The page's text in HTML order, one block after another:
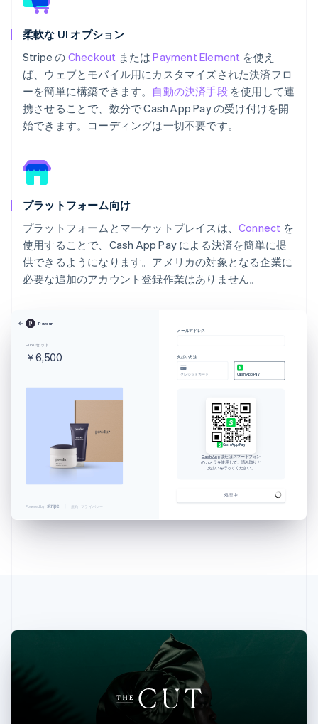
柔軟な UI オプション
Stripe の Checkout またはPayment Element を使え
ば、ウェブとモバイル用にカスタマイズされた決済フロ
ーを簡単に構築できます。 自動の決済手段を使用して連
携させることで、数分で Cash App Pay の受け付けを開
始できます。コーディングは一切不要です。
プラットフォーム向け
プラットフォームとマーケットプレイスは、 Connect を
使用することで、Cash App Pay による決済を簡単に提
供できるようになります。アメリカの対象となる企業に
必要な追加のアカウント登録作業はありません。
Powdur
Pure セット
￥6,500
Powered by 規約 プライバシー
メールアドレス
支払い方法
クレジットカード Cash App Pay
Cash App Pay
Cash Appまたはスマートフォン
のカメラを使用して、読み取りと
支払いを行ってください。
処理中
アイルランド
English
オーストラリア